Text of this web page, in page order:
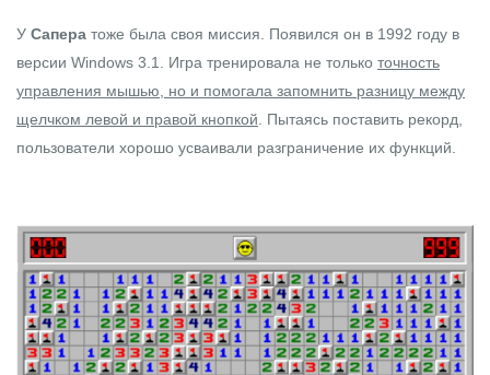
У Сапера тоже была своя миссия. Появился он в 1992 году в
версии Windows 3.1. Игра тренировала не только точность
управления мышью, но и помогала запомнить разницу между
щелчком левой и правой кнопкой . Пытаясь поставить рекорд,
пользователи хорошо усваивали разграничение их функций.